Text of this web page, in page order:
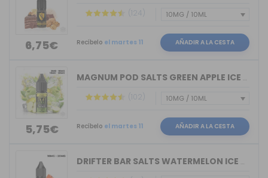
6,75€
(124)
Recíbelo el martes 11 AÑADIR A LA CESTA
5,75€
MAGNUM POD SALTS GREEN APPLE ICE 10ML
(102)
Recíbelo el martes 11 AÑADIR A LA CESTA
DRIFTER BAR SALTS WATERMELON ICE JUIC...